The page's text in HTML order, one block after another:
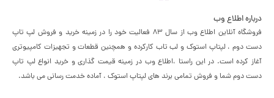
درباره اطلاع وب
فروشگاه آنلاین اطلاع وب از سال 83 فعالیت خود را در زمینه خرید و فروش لپ تاپ
دست دوم ، لپتاپ استوک و لب تاب کارکرده و همچنین قطعات و تجهیزات کامپیوتری
آغاز کرده است. در این راستا ،‌اطلاع وب در زمینه قیمت گذاری و خرید انواع لپ تاپ
دست دوم شما و فروش تمامی برند های لپتاپ استوک ، آماده خدمت رسانی می باشد.